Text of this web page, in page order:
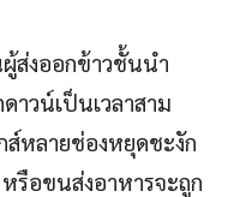
ส่งออกข้าวชั้นนำ
าวน์เป็นเวลาสาม
หลายช่องหยุดชะงัก
รือขนส่งอาหารจะถูก